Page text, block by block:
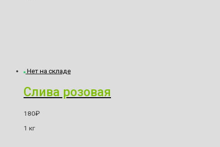
Нет на складе
Слива розовая
180₽
1 кг